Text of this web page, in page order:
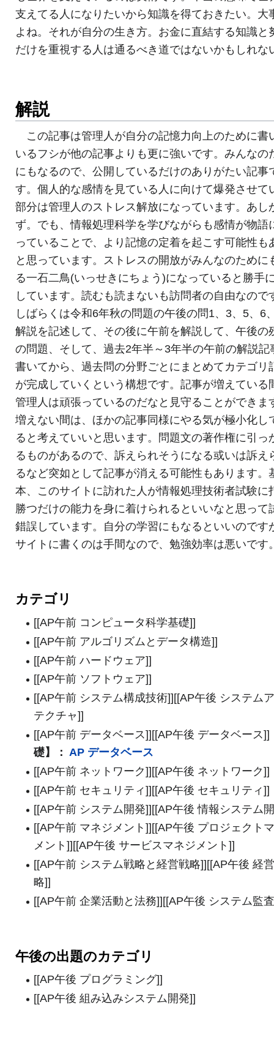
支えてる人になりたいから知識を得ておきたい。大
よね。それが自分の生き方。お金に直結する知識と
だけを重視する人は通るべき道ではないかもしれな
解説
この記事は管理人が自分の記憶力向上のために書
いるフシが他の記事よりも更に強いです。みんなの
にもなるので、公開しているだけのありがたい記事
す。個人的な感情を見ている人に向けて爆発させて
部分は管理人のストレス解放になっています。あし
ず。でも、情報処理科学を学びながらも感情が物語
っていることで、より記憶の定着を起こす可能性も
と思っています。ストレスの開放がみんなのために
る一石二鳥(いっせきにちょう)になっていると勝手
しています。読むも読まないも訪問者の自由なので
しばらくは令和6年秋の問題の午後の問1、3、5、6
解説を記述して、その後に午前を解説して、午後の
の問題、そして、過去2年半～3年半の午前の解説記
書いてから、過去問の分野ごとにまとめてカテゴリ
が完成していくという構想です。記事が増えている
管理人は頑張っているのだなと見守ることができま
増えない間は、ほかの記事同様にやる気が極小化し
ると考えていいと思います。問題文の著作権に引っ
るものがあるので、訴えられそうになる或いは訴え
るなど突如として記事が消える可能性もあります。
本、このサイトに訪れた人が情報処理技術者試験に
勝つだけの能力を身に着けられるといいなと思って
錯誤しています。自分の学習にもなるといいのです
サイトに書くのは手間なので、勉強効率は悪いです
カテゴリ
[[AP午前 コンピュータ科学基礎]]
[[AP午前 アルゴリズムとデータ構造]]
[[AP午前 ハードウェア]]
[[AP午前 ソフトウェア]]
[[AP午前 システム構成技術]][[AP午後 システム
テクチャ]]
[[AP午前 データベース]][[AP午後 データベース]]
礎】： AP データベース
[[AP午前 ネットワーク]][[AP午後 ネットワーク]]
[[AP午前 セキュリティ]][[AP午後 セキュリティ]]
[[AP午前 システム開発]][[AP午後 情報システム
[[AP午前 マネジメント]][[AP午後 プロジェクト
メント]][[AP午後 サービスマネジメント]]
[[AP午前 システム戦略と経営戦略]][[AP午後 経
略]]
[[AP午前 企業活動と法務]][[AP午後 システム監
午後の出題のカテゴリ
[[AP午後 プログラミング]]
[[AP午後 組み込みシステム開発]]